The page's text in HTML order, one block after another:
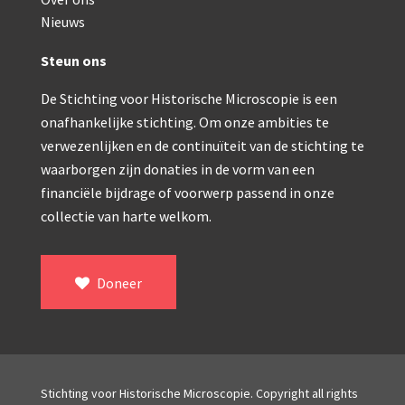
Watson & Sons, No. 1 ‘Van Heurck’ (ca. 1900)
Reichert (ca. 1925)
Winkel, statief BTC (1955-1957)
ROW, schoolmicroscoop (1955-1965)
Troughton & Simms, McArthur type (1959-
Bleeker, statief R (ca. 1965)
Nieuws
Steun ons
De Stichting voor Historische Microscopie is een
onafhankelijke stichting. Om onze ambities te
verwezenlijken en de continuïteit van de stichting te
waarborgen zijn donaties in de vorm van een
financiële bijdrage of voorwerp passend in onze
collectie van harte welkom.
Doneer
Stichting voor Historische Microscopie. Copyright all rights